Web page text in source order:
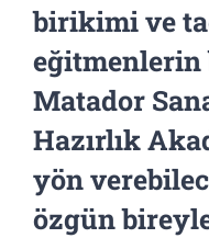
birikimi ve
Matador
Hazırlık
yön
özgün